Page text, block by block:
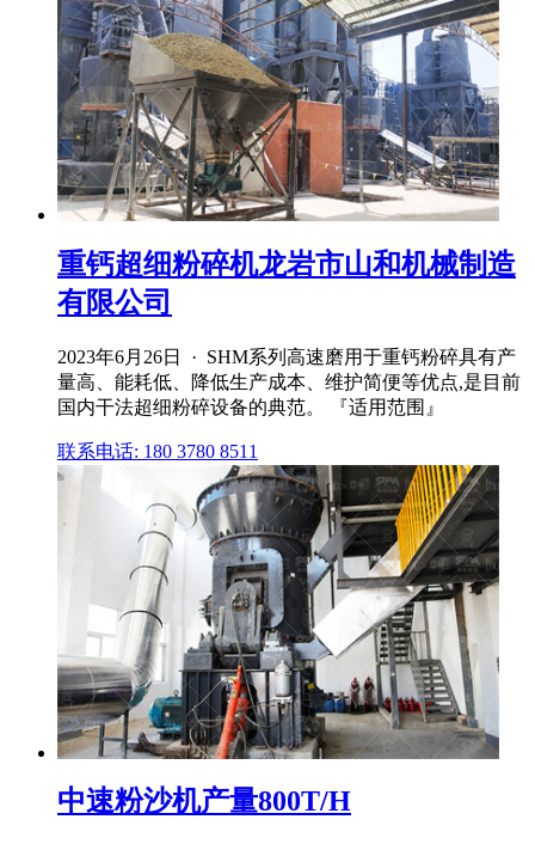
重钙超细粉碎机龙岩市山和机械制造
有限公司
2023年6月26日 · SHM系列高速磨用于重钙粉碎具有产
量高、能耗低、降低生产成本、维护简便等优点,是目前
国内干法超细粉碎设备的典范。 『适用范围』
联系电话: 180 3780 8511
中速粉沙机产量800T/H